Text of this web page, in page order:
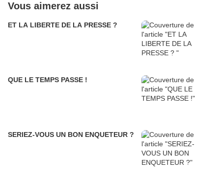
Vous aimerez aussi
ET LA LIBERTE DE LA PRESSE ?
QUE LE TEMPS PASSE !
SERIEZ-VOUS UN BON ENQUETEUR ?